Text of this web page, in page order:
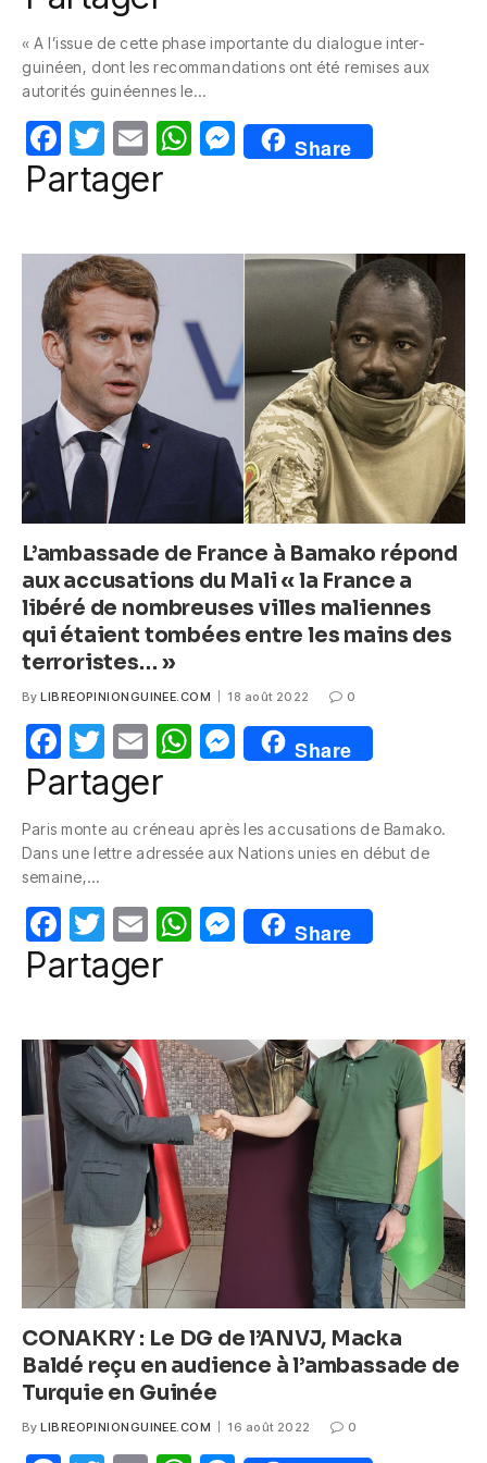
e
b
o
o
k
itt
er
s
A
p
p
e
g
er
« A l’issue de cette phase importante du dialogue inter-
guinéen, dont les recommandations ont été remises aux
autorités guinéennes le…
F
a
e
b
o
o
k
T
w
itt
er
E
m
W
s
p
p
M
e
e
n
g
er
Share
Partager
L’ambassade de France à Bamako répond
aux accusations du Mali « la France a
libéré de nombreuses villes maliennes
qui étaient tombées entre les mains des
terroristes… »
By LIBREOPINIONGUINEE.COM 18 août 2022 0
F
a
e
b
o
o
k
T
w
itt
er
E
m
W
s
p
p
M
e
e
g
er
Share
Partager
Paris monte au créneau après les accusations de Bamako.
Dans une lettre adressée aux Nations unies en début de
semaine,…
F
a
e
b
o
o
k
T
w
itt
er
E
m
W
s
A
p
p
M
e
e
n
g
er
Share
Partager
CONAKRY : Le DG de l’ANVJ, Macka
Baldé reçu en audience à l’ambassade de
Turquie en Guinée
By LIBREOPINIONGUINEE.COM 16 août 2022 0